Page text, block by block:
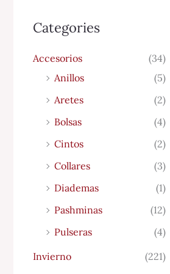
Categories
Accesorios
(34)
Anillos
(5)
Aretes
(2)
Bolsas
(4)
Cintos
(2)
Collares
(3)
Diademas
(1)
Pashminas
(12)
Pulseras
(4)
Invierno
(221)